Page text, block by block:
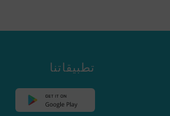
تطبيقاتنا